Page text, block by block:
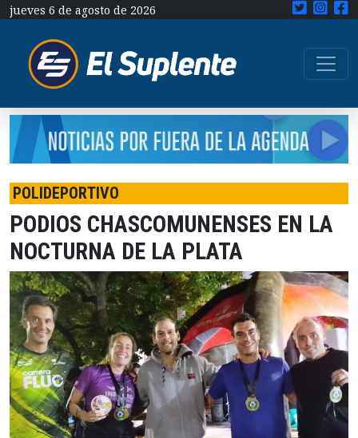
jueves 6 de agosto de 2026
POLIDEPORTIVO
PODIOS CHASCOMUNENSES EN LA
NOCTURNA DE LA PLATA